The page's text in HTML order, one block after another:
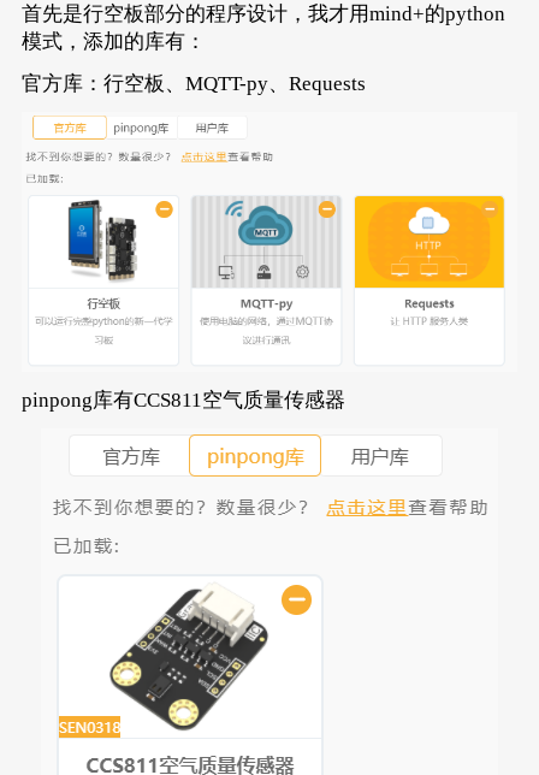
首先是行空板部分的程序设计，我才用mind+的python
模式，添加的库有：
官方库：行空板、MQTT-py、Requests
pinpong库有CCS811空气质量传感器